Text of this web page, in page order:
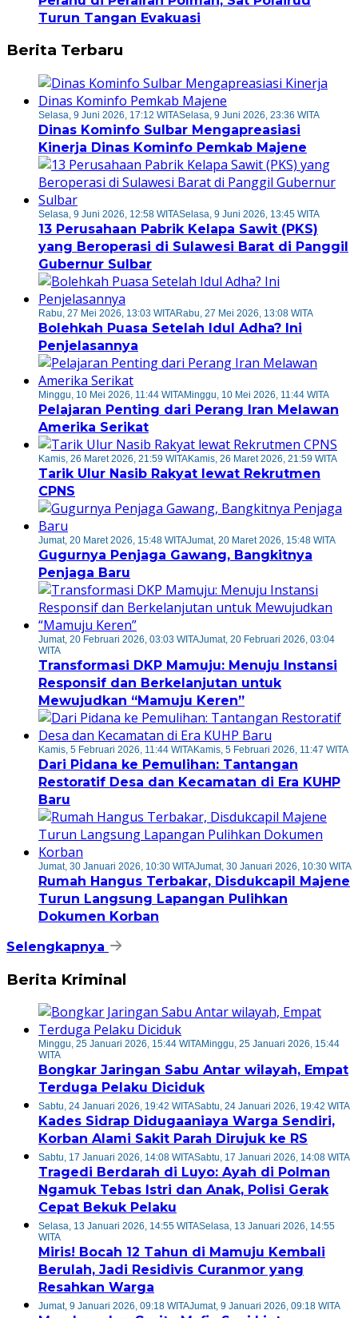
Turun Tangan Evakuasi
Berita Terbaru
Selasa, 9 Juni 2026, 17:12 WITASelasa, 9 Juni 2026, 23:36 WITA
Dinas Kominfo Sulbar Mengapreasiasi
Kinerja Dinas Kominfo Pemkab Majene
Selasa, 9 Juni 2026, 12:58 WITASelasa, 9 Juni 2026, 13:45 WITA
13 Perusahaan Pabrik Kelapa Sawit (PKS)
yang Beroperasi di Sulawesi Barat di Panggil
Gubernur Sulbar
Rabu, 27 Mei 2026, 13:03 WITARabu, 27 Mei 2026, 13:08 WITA
Bolehkah Puasa Setelah Idul Adha? Ini
Penjelasannya
Minggu, 10 Mei 2026, 11:44 WITAMinggu, 10 Mei 2026, 11:44 WITA
Pelajaran Penting dari Perang Iran Melawan
Amerika Serikat
Kamis, 26 Maret 2026, 21:59 WITAKamis, 26 Maret 2026, 21:59 WITA
Tarik Ulur Nasib Rakyat lewat Rekrutmen
CPNS
Jumat, 20 Maret 2026, 15:48 WITAJumat, 20 Maret 2026, 15:48 WITA
Gugurnya Penjaga Gawang, Bangkitnya
Penjaga Baru
Jumat, 20 Februari 2026, 03:03 WITAJumat, 20 Februari 2026, 03:04
WITA
Transformasi DKP Mamuju: Menuju Instansi
Responsif dan Berkelanjutan untuk
Mewujudkan “Mamuju Keren”
Kamis, 5 Februari 2026, 11:44 WITAKamis, 5 Februari 2026, 11:47 WITA
Dari Pidana ke Pemulihan: Tantangan
Restoratif Desa dan Kecamatan di Era KUHP
Baru
Jumat, 30 Januari 2026, 10:30 WITAJumat, 30 Januari 2026, 10:30 WITA
Rumah Hangus Terbakar, Disdukcapil Majene
Turun Langsung Lapangan Pulihkan
Dokumen Korban
Selengkapnya
Berita Kriminal
Minggu, 25 Januari 2026, 15:44 WITAMinggu, 25 Januari 2026, 15:44
WITA
Bongkar Jaringan Sabu Antar wilayah, Empat
Terduga Pelaku Diciduk
Sabtu, 24 Januari 2026, 19:42 WITASabtu, 24 Januari 2026, 19:42 WITA
Kades Sidrap Didugaaniaya Warga Sendiri,
Korban Alami Sakit Parah Dirujuk ke RS
Sabtu, 17 Januari 2026, 14:08 WITASabtu, 17 Januari 2026, 14:08 WITA
Tragedi Berdarah di Luyo: Ayah di Polman
Ngamuk Tebas Istri dan Anak, Polisi Gerak
Cepat Bekuk Pelaku
Selasa, 13 Januari 2026, 14:55 WITASelasa, 13 Januari 2026, 14:55
WITA
Miris! Bocah 12 Tahun di Mamuju Kembali
Berulah, Jadi Residivis Curanmor yang
Resahkan Warga
Jumat, 9 Januari 2026, 09:18 WITAJumat, 9 Januari 2026, 09:18 WITA